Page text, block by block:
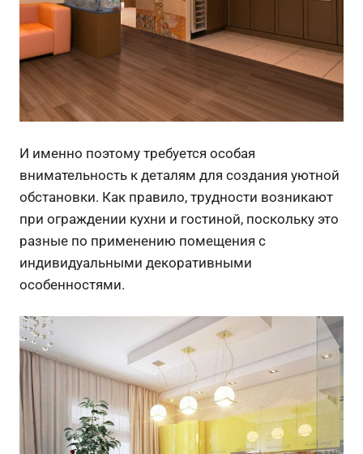
И именно поэтому требуется особая
внимательность к деталям для создания уютной
обстановки. Как правило, трудности возникают
при ограждении кухни и гостиной, поскольку это
разные по применению помещения с
индивидуальными декоративными
особенностями.